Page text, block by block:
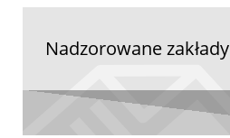
Nadzorowane zakłady